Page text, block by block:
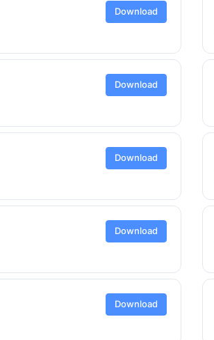
Download
Download
Download
Download
Download